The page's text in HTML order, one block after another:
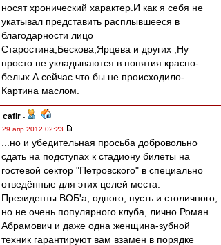
носят хронический характер.И как я себя не
укатывал представить расплывшееся в
благодарности лицо
Старостина,Бескова,Ярцева и других ,Ну
просто не укладываются в понятия красно-
белых.А сейчас что бы не происходило-
Картина маслом.
cafir -
29 апр 2012 02:23
...но и убедительная просьба добровольно
сдать на подступах к стадиону билеты на
гостевой сектор "Петровского" в специально
отведённые для этих целей места.
Президенты ВОБ'а, одного, пусть и столичного,
но не очень популярного клуба, лично Роман
Абрамович и даже одна женщина-зубной
техник гарантируют вам взамен в порядке